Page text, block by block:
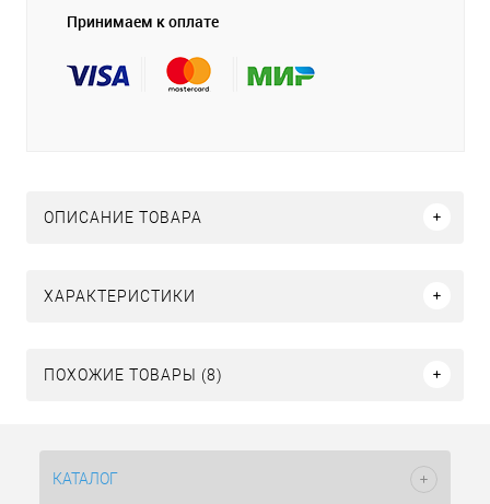
Принимаем к оплате
ОПИСАНИЕ ТОВАРА
ХАРАКТЕРИСТИКИ
ПОХОЖИЕ ТОВАРЫ (8)
КАТАЛОГ